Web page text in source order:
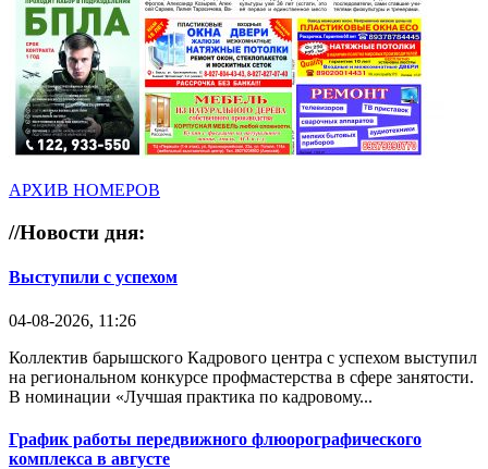
АРХИВ НОМЕРОВ
//Новости дня:
Выступили с успехом
04-08-2026, 11:26
Коллектив барышского Кадрового центра с успехом выступил
на региональном конкурсе профмастерства в сфере занятости.
В номинации «Лучшая практика по кадровому...
График работы передвижного флюорографического
комплекса в августе